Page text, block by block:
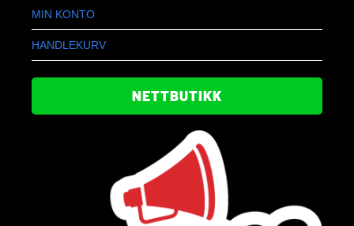
MIN KONTO
HANDLEKURV
NETTBUTIKK